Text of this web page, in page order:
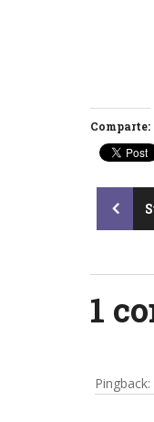
Comparte:
1
Pingback: